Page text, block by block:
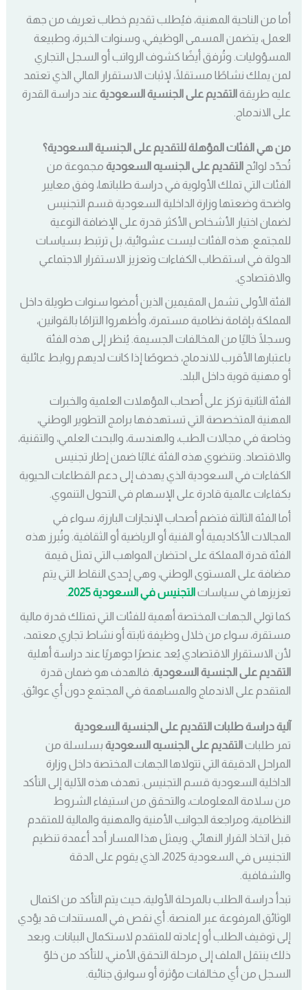
أما من الناحية المهنية، فيُطلب تقديم خطاب تعريف من جهة
العمل، يتضمن المسمى الوظيفي، وسنوات الخبرة، وطبيعة
المسؤوليات. وتُرفق أيضًا كشوف الرواتب أو السجل التجاري
لمن يملك نشاطًا مستقلًا، لإثبات الاستقرار المالي الذي تعتمد
عليه طريقةالتقديم على الجنسية السعودية عند دراسة القدرة
على الاندماج.
من هي الفئات المؤهلة للتقديم على الجنسية السعودية؟
تُحدّد لوائحالتقديم على الجنسيه السعودية مجموعة من
الفئات التي تملك الأولوية في دراسة طلباتها، وفق معايير
واضحة وضعتها وزارة الداخلية السعودية قسم التجنيس
لضمان اختيار الأشخاص الأكثر قدرة على الإضافة النوعية
للمجتمع. هذه الفئات ليست عشوائية، بل ترتبط بسياسات
الدولة في استقطاب الكفاءات وتعزيز الاستقرار الاجتماعي
والاقتصادي.
الفئة الأولى تشمل المقيمين الذين أمضوا سنوات طويلة داخل
المملكة بإقامة نظامية مستمرة، وأظهروا التزامًا بالقوانين،
وسجلًا خاليًا من المخالفات الجسيمة. يُنظر إلى هذه الفئة
باعتبارها الأقرب للاندماج، خصوصًا إذا كانت لديهم روابط عائلية
أو مهنية قوية داخل البلد.
الفئة الثانية تركز على أصحاب المؤهلات العلمية والخبرات
المهنية المتخصصة التي تستهدفها برامج التطوير الوطني،
وخاصة في مجالات الطب، والهندسة، والبحث العلمي، والتقنية،
والاقتصاد. وتنضوي هذه الفئة غالبًا ضمن إطار تجنيس
الكفاءات في السعودية الذي يهدف إلى دعم القطاعات الحيوية
بكفاءات عالمية قادرة على الإسهام في التحول التنموي.
أما الفئة الثالثة فتضم أصحاب الإنجازات البارزة، سواء في
المجالات الأكاديمية أو الفنية أو الرياضية أو الثقافية. وتُبرز هذه
الفئة قدرة المملكة على احتضان المواهب التي تمثل قيمة
مضافة على المستوى الوطني، وهي إحدى النقاط التي يتم
تعزيزها في سياساتالتجنيس في السعودية 2025
كما تولي الجهات المختصة أهمية للفئات التي تمتلك قدرة مالية
مستقرة، سواء من خلال وظيفة ثابتة أو نشاط تجاري معتمد،
لأن الاستقرار الاقتصادي يُعد عنصرًا جوهريًا عند دراسة أهلية
التقديم على الجنسية السعودية . فالهدف هو ضمان قدرة
المتقدم على الاندماج والمساهمة في المجتمع دون أي عوائق.
آلية دراسة طلبات التقديم على الجنسية السعودية
تمر طلباتالتقديم على الجنسيه السعودية بسلسلة من
المراحل الدقيقة التي تتولاها الجهات المختصة داخل وزارة
الداخلية السعودية قسم التجنيس. تهدف هذه الآلية إلى التأكد
من سلامة المعلومات، والتحقق من استيفاء الشروط
النظامية، ومراجعة الجوانب الأمنية والمهنية والمالية للمتقدم
قبل اتخاذ القرار النهائي. ويمثل هذا المسار أحد أعمدة تنظيم
التجنيس في السعودية 2025، الذي يقوم على الدقة
والشفافية.
تبدأ دراسة الطلب بالمرحلة الأولية، حيث يتم التأكد من اكتمال
الوثائق المرفوعة عبر المنصة. أي نقص في المستندات قد يؤدي
إلى توقيف الطلب أو إعادته للمتقدم لاستكمال البيانات. وبعد
ذلك ينتقل الملف إلى مرحلة التحقق الأمني، للتأكد من خلوّ
السجل من أي مخالفات مؤثرة أو سوابق جنائية.